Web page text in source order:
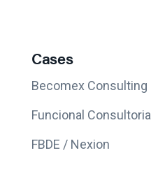
Cases
Becomex Consulting
Funcional Consultoria
FBDE / Nexion